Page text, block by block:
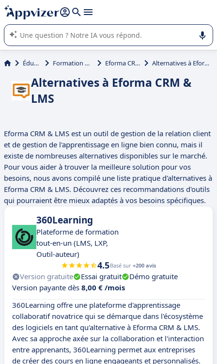
répondre (plusieurs lignes avec
L'IA de Appvizer vous guide dans l'utilisation ou la sélection de
logiciel SaaS en entreprise.
Éducation Formation & elearning Eforma CRM & LMS Alternatives à Eforma CRM & LMS
Alternatives à Eforma CRM &
LMS
Eforma CRM & LMS est un outil de gestion de la relation client
et de gestion de l'apprentissage en ligne bien connu, mais il
existe de nombreuses alternatives disponibles sur le marché.
Pour vous aider à trouver la meilleure solution pour vos
besoins, nous avons compilé une liste pratique d'alternatives à
Eforma CRM & LMS. Découvrez ces recommandations d'outils
qui pourraient être mieux adaptés à vos besoins spécifiques.
360Learning
Plateforme de formation
tout-en-un (LMS, LXP,
Outil-auteur)
4.5Basé sur +200 avis
Version gratuite Essai gratuit
Démo gratuite
Version payante dès 8,00 € /mois
360Learning offre une plateforme d'apprentissage
collaboratif novatrice qui se démarque dans l'écosystème
des logiciels en tant qu'alternative à Eforma CRM & LMS.
Avec sa approche axée sur la collaboration et l'interaction
entre apprenants, 360Learning permet aux entreprises
de créer des cours en ligne engageants et personnalisés.